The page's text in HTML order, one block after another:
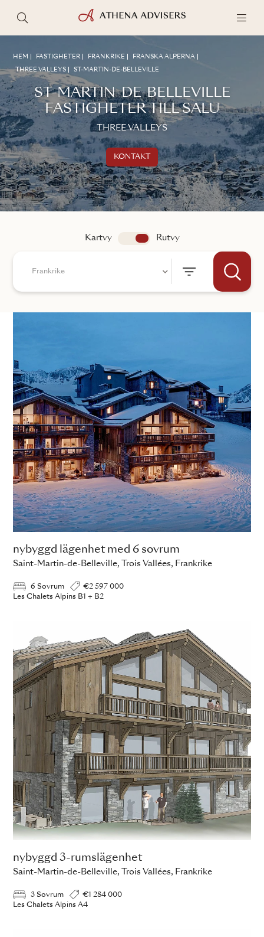
HEM FASTIGHETER FRANKRIKE FRANSKA ALPERNA
THREE VALLEYS ST-MARTIN-DE-BELLEVILLE
ST-MARTIN-DE-BELLEVILLE
FASTIGHETER TILL SALU
THREE VALLEYS
KONTAKT
Kontakta oss
+44
SKICKA
Kartvy app.search.view
Rutvy
Frankrike
nybyggd lägenhet med 6 sovrum
Saint-Martin-de-Belleville, Trois Vallées, Frankrike
6 Sovrum
€2 597 000
Les Chalets Alpins B1 + B2
nybyggd 3-rumslägenhet
Saint-Martin-de-Belleville, Trois Vallées, Frankrike
3 Sovrum
€1 284 000
Les Chalets Alpins A4